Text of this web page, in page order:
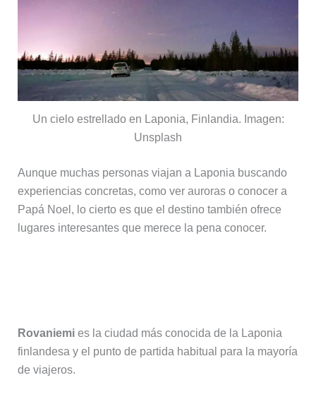
Un cielo estrellado en Laponia, Finlandia. Imagen:
Unsplash
Aunque muchas personas viajan a Laponia buscando
experiencias concretas, como ver auroras o conocer a
Papá Noel, lo cierto es que el destino también ofrece
lugares interesantes que merece la pena conocer.
Rovaniemies la ciudad más conocida de la Laponia
finlandesa y el punto de partida habitual para la mayoría
de viajeros.